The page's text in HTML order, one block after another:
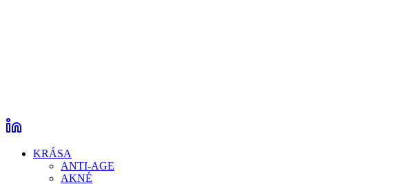
KRÁSA
ANTI-AGE
AKNÉ